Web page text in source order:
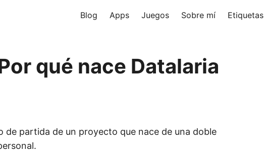
Blog Apps Juegos Sobre mí Etiquetas
qué nace Datalaria
de partida de un proyecto que nace de una doble